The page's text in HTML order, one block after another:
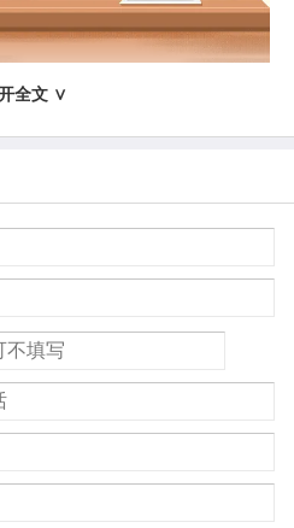
工50余名，其中专业教师30余
企业，建立了一支精专业、善
会交际、学会工作、学会为人
管理及旅游服务人才，切实做
育功能化。学校现开设旅游管
饪、公关艺术（幼教方向）、
英语、日语、普通话、演讲与
旅游法规、导游知识、餐饮服
确保学生经过两年的基础理论
全文 ∨